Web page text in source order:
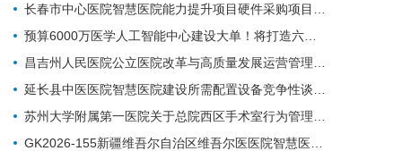
长春市中心医院智慧医院能力提升项目硬件采购项目招标公告
预算6000万医学人工智能中心建设大单！将打造六大核心体系
昌吉州人民医院公立医院改革与高质量发展运营管理-智慧医院-城南院区手术室智能行为管理系统项目公开招标公告
延长县中医医院智慧医院建设所需配置设备竞争性谈判公告
苏州大学附属第一医院关于总院西区手术室行为管理系统的招标公告
GK2026-155新疆维吾尔自治区维吾尔医医院智慧医院建设项目公开招标公告